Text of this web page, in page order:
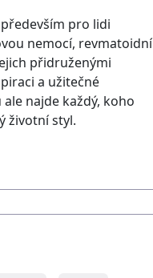
pro lidi
nemocí, revmatoidní
přidruženými
a užitečné
najde každý, koho
životní styl.